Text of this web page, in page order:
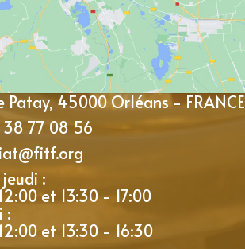
Patay, 45000 Orléans - FRANCE
77 08 56
:
et 13:30 - 17:00
:
et 13:30 - 16:30